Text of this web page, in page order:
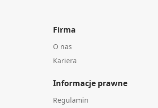
Firma
O nas
Kariera
Informacje prawne
Regulamin